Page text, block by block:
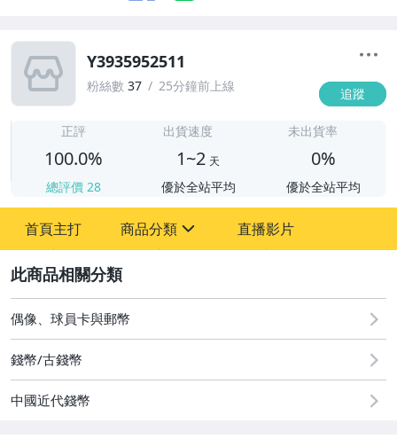
Y3935952511
粉絲數 37 25分鐘前上線 追蹤
正評
100.0%
總評價 28
出貨速度
1~2 天
優於全站平均
未出貨率
0%
優於全站平均
首頁主打 商品分類
古董、藝術與礦石
居家、家具與園藝
直播影片
偶像、球員卡與郵幣
錢幣/古錢幣
中國近代錢幣